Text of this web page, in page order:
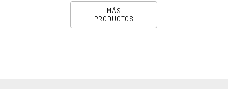
MÁS
PRODUCTOS